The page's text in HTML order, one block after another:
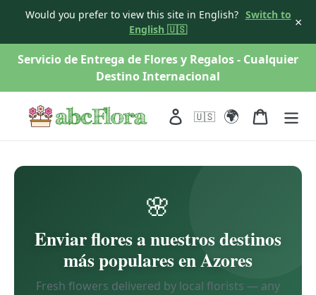
Would you prefer to view this site in English? Switch to
English 🇺🇸
×
saltarServicio de Entrega de Flores y Regalos - Cualquier
Destino Internacional
Acceso
🇺🇸 🌍 Carro
🌸
Enviar flores a nuestros destinos
más populares en Azores
Fresh flowers delivered by local florists — any